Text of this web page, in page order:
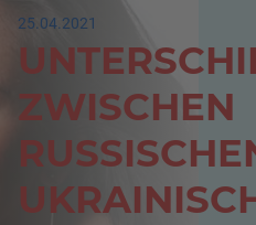
25.04.2021
ZWISCHEN